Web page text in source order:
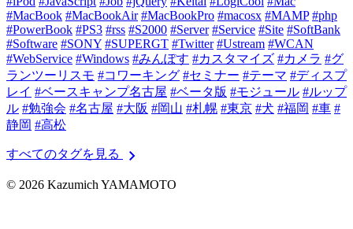
#MacBook #MacBookAir #MacBookPro #macosx #MAMP #php
#PowerBook #PS3 #rss #S2000 #Server #Service #Site #SoftBank
#Software #SONY #SUPERGT #Twitter #Ustream #WCAN
#WebService #Windows #みんぽす #カスタマイズ #カメラ #グ
ランツーリスモ #コワーキング #セミナー #テーマ #ディスプ
レイ #ベースキャンプ名古屋 #ベータ版 #モジュール #ルップ
ル #勉強会 #名古屋 #大阪 #岡山 #札幌 #東京 #犬 #福岡 #車 #
静岡 #高松
すべてのタグを見る chevron_right
© 2026 Kazumich YAMAMOTO